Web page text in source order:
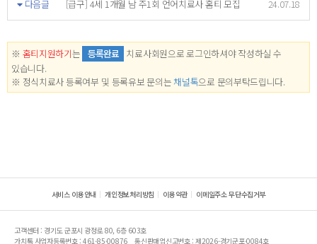
다음글 [급구] 4세 1개월 남 주1회 언어치료사 홈티 모집 24.07.18
※ 홈티지원하기는 등록완료 치료사회원으로 로그인하셔야 작성하실 수
있습니다.
※ 정식치료사 등록여부 및 등록유보 문의는 채널톡으로 문의부탁드립니다.
서비스 이용안내 개인정보처리방침 이용약관 이메일주소 무단수집거부
고객센터 : 경기도 군포시 광정로 80, 6층 603호
가치톡 사업자등록번호 : 461-85-00876
통신판매업신고번호 : 제2026-경기군포-0084호